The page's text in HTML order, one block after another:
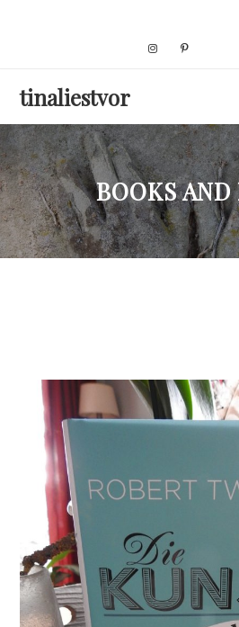
tinaliestvor
BOOKS AND